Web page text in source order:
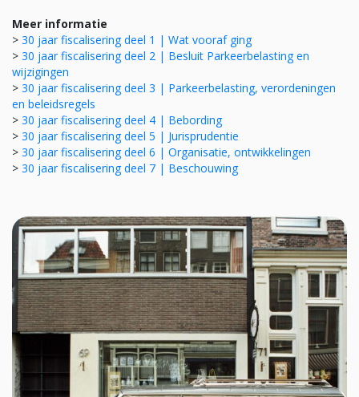
Meer informatie
> 30 jaar fiscalisering deel 1 | Wat vooraf ging
> 30 jaar fiscalisering deel 2 | Besluit Parkeerbelasting en
wijzigingen
> 30 jaar fiscalisering deel 3 | Parkeerbelasting, verordeningen
en beleidsregels
> 30 jaar fiscalisering deel 4 | Bebording
> 30 jaar fiscalisering deel 5 | Jurisprudentie
> 30 jaar fiscalisering deel 6 | Organisatie, ontwikkelingen
> 30 jaar fiscalisering deel 7 | Beschouwing